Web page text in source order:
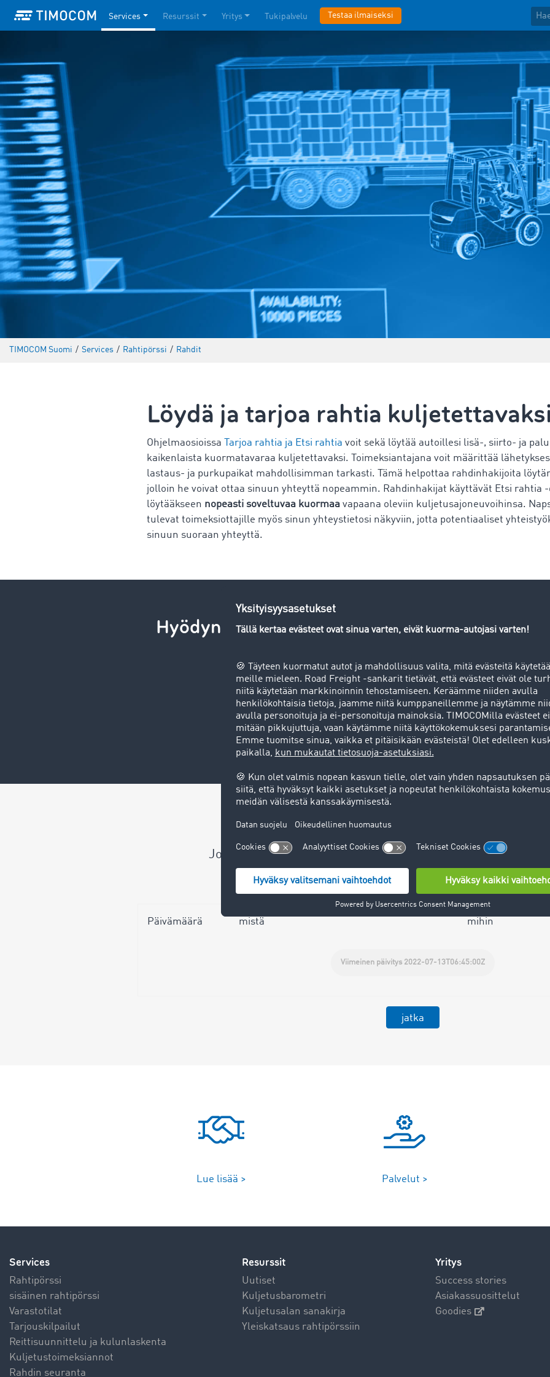
Services Resurssit Yritys Tukipalvelu Testaa ilmaiseksi
TIMOCOM Suomi / Services / Rahtipörssi / Rahdit
Löydä ja tarjoa rahtia kuljetettavaksi
Ohjelmaosioissa Tarjoa rahtia ja Etsi rahtia voit sekä löytää autoillesi lisä-, siirto- ja
kaikenlaista kuormatavaraa kuljetettavaksi. Toimeksiantajana voit määrittää
lastaus- ja purkupaikat mahdollisimman tarkasti. Tämä helpottaa rahdinhakijoita
jolloin he voivat ottaa sinuun yhteyttä nopeammin. Rahdinhakijat käyttävät Etsi rahtia
löytääkseen nopeasti soveltuvaa kuormaa vapaana oleviin kuljetusajoneuvoihinsa.
tulevat toimeksiottajille myös sinun yhteystietosi näkyviin, jotta potentiaaliset
sinuun suoraan yhteyttä.
Hyödynnä Rahdit-sovellusta Smart Logistics -
Kokeile nyt ilmaiseksi
Haluatko lisätietoja? Annamme sinulle mielellämme
+49 211 88 26 88 26
Rahti- ja kuormatilahaku
Jopa 1 miljoona kansainvälistä tarjousta päivittäin. Älä tyydy
Ote rahtitarjouksista: Suomi - Kaikki
Päivämäärä mistä mihin
Viimeinen päivitys 2022-07-13T06:45:00Z
jatka
Lue lisää > Palvelut >
Services
Rahtipörssi
sisäinen rahtipörssi
Varastotilat
Tarjouskilpailut
Reittisuunnittelu ja kulunlaskenta
Kuljetustoimeksiannot
Rahdin seuranta
Resurssit
Uutiset
Kuljetusbarometri
Kuljetusalan sanakirja
Yleiskatsaus rahtipörssiin
Yritys
Success stories
Asiakassuosittelut
Goodies